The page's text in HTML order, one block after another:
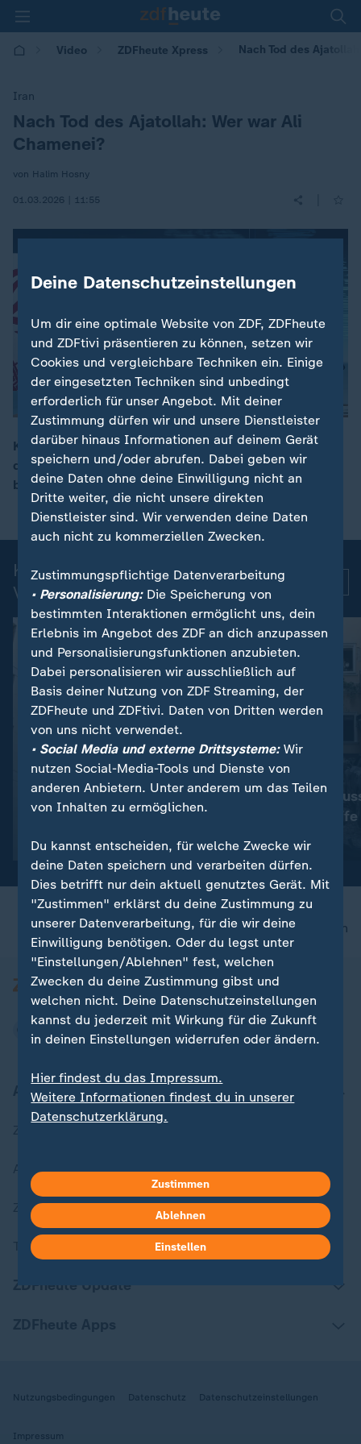
Video ZDFheute Xpress Nach Tod des
Iran
:Nach Tod des Ajatollah: Wer war Ali
Chamenei?
von Halim Hosny
01.03.2026 | 11:55
00:16
Knapp 37 Jahre lang stand Ajatollah Ali Chamenei an
der Spitze Irans. Nun wurde das geistliche Oberhaupt
bei den Angriffen Israels und der USA getötet.
Kurznachrichten: Aktuelle
Videos
60.000 neue Wohnungen möglich:
Leere Büros werden zu
Wohnraum
Video
Mehrere Tote
Ukraine und
melden Angriffe
Video 0:20
nach oben
Aktuell bei ZDFheute
Aktuelle Sendungs-Videos
ZDFheute Stories
Themen im Überblick
ZDFheute Update
Nutzungsbedingungen Datenschutz Datenschutzeinstellungen
Impressum
Deine Datenschutzeinstellungen
Um dir eine optimale Website von ZDF, ZDFheute
und ZDFtivi präsentieren zu können, setzen wir
Cookies und vergleichbare Techniken ein. Einige
der eingesetzten Techniken sind unbedingt
erforderlich für unser Angebot. Mit deiner
Zustimmung dürfen wir und unsere Dienstleister
darüber hinaus Informationen auf deinem Gerät
speichern und/oder abrufen. Dabei geben wir
deine Daten ohne deine Einwilligung nicht an
Dritte weiter, die nicht unsere direkten
Dienstleister sind. Wir verwenden deine Daten
auch nicht zu kommerziellen Zwecken.
Zustimmungspflichtige Datenverarbeitung
• Personalisierung:Die Speicherung von
bestimmten Interaktionen ermöglicht uns, dein
Erlebnis im Angebot des ZDF an dich anzupassen
und Personalisierungsfunktionen anzubieten.
Dabei personalisieren wir ausschließlich auf
Basis deiner Nutzung von ZDF Streaming, der
ZDFheute und ZDFtivi. Daten von Dritten werden
von uns nicht verwendet.
• Social Media und externe Drittsysteme:Wir
nutzen Social-Media-Tools und Dienste von
anderen Anbietern. Unter anderem um das Teilen
von Inhalten zu ermöglichen.
Du kannst entscheiden, für welche Zwecke wir
deine Daten speichern und verarbeiten dürfen.
Dies betrifft nur dein aktuell genutztes Gerät. Mit
"Zustimmen" erklärst du deine Zustimmung zu
unserer Datenverarbeitung, für die wir deine
Einwilligung benötigen. Oder du legst unter
"Einstellungen/Ablehnen" fest, welchen
Zwecken du deine Zustimmung gibst und
welchen nicht. Deine Datenschutzeinstellungen
kannst du jederzeit mit Wirkung für die Zukunft
in deinen Einstellungen widerrufen oder ändern.
Hier findest du das Impressum.
Weitere Informationen findest du in unserer
Datenschutzerklärung.
Zustimmen
Ablehnen
Einstellen